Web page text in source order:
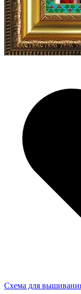
Схема для